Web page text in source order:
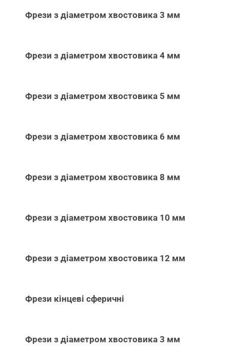
Фрези з діаметром хвостовика 3 мм
Фрези з діаметром хвостовика 4 мм
Фрези з діаметром хвостовика 5 мм
Фрези з діаметром хвостовика 6 мм
Фрези з діаметром хвостовика 8 мм
Фрези з діаметром хвостовика 10 мм
Фрези з діаметром хвостовика 12 мм
Фрези кінцеві сферичні
Фрези з діаметром хвостовика 3 мм